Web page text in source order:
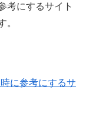
考にするサイト
。
に参考にするサ